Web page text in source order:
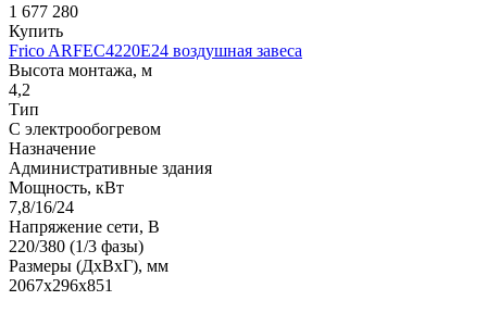
1 677 280
Купить
Frico ARFEC4220E24 воздушная завеса
Высота монтажа, м
4,2
Тип
С электрообогревом
Назначение
Административные здания
Мощность, кВт
7,8/16/24
Напряжение сети, В
220/380 (1/3 фазы)
Размеры (ДхВхГ), мм
2067x296x851